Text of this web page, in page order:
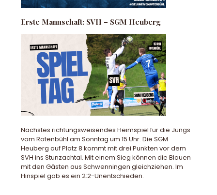
Erste Mannschaft: SVH – SGM Heuberg
Nächstes richtungsweisendes Heimspiel für die Jungs
vom Rotenbühl am Sonntag um 15 Uhr. Die SGM
Heuberg auf Platz 8 kommt mit drei Punkten vor dem
SVH ins Stunzachtal. Mit einem Sieg können die Blauen
mit den Gästen aus Schwenningen gleichziehen. Im
Hinspiel gab es ein 2:2-Unentschieden.